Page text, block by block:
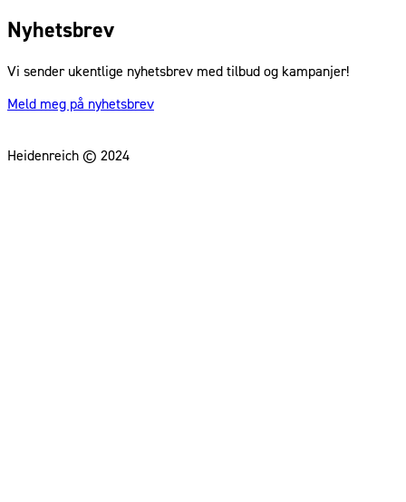
Nyhetsbrev
Vi sender ukentlige nyhetsbrev med tilbud og kampanjer!
Meld meg på nyhetsbrev
Heidenreich © 2024